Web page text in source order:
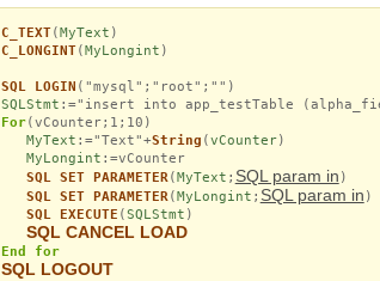
C_TEXT( MyText )
C_LONGINT( MyLongint )
SQL LOGIN ("mysql";"root";"")
SQLStmt :="insert into app_testTable
For(vCounter;1;10)
MyText :="Text"+String ( vCounter)
MyLongint :=vCounter
SQL SET PARAMETER( MyText ; SQL param in )
SQL SET PARAMETER( MyLongint ; SQL param in )
SQL EXECUTE ( SQLStmt )
SQL CANCEL LOAD
End for
SQL LOGOUT